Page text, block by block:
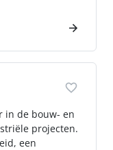
in de bouw- en
projecten.
een